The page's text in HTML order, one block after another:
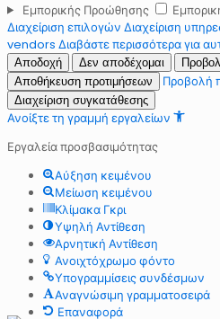
Εμπορικής Προώθησης
Διαχείριση επιλογών Διαχείριση
vendors Διαβάστε περισσότερα για
Αποδοχή Δεν αποδέχομαι
Αποθήκευση προτιμήσεων
Προβολή
Διαχείριση συγκατάθεσης
Ανοίξτε τη γραμμή εργαλείων
Εργαλεία προσβασιμότητας
Αύξηση κειμένου
Μείωση κειμένου
Κλίμακα Γκρι
Υψηλή Αντίθεση
Αρνητική Αντίθεση
Ανοιχτόχρωμο φόντο
Υπογραμμίσεις συνδέσμων
Αναγνώσιμη γραμματοσειρά
Επαναφορά